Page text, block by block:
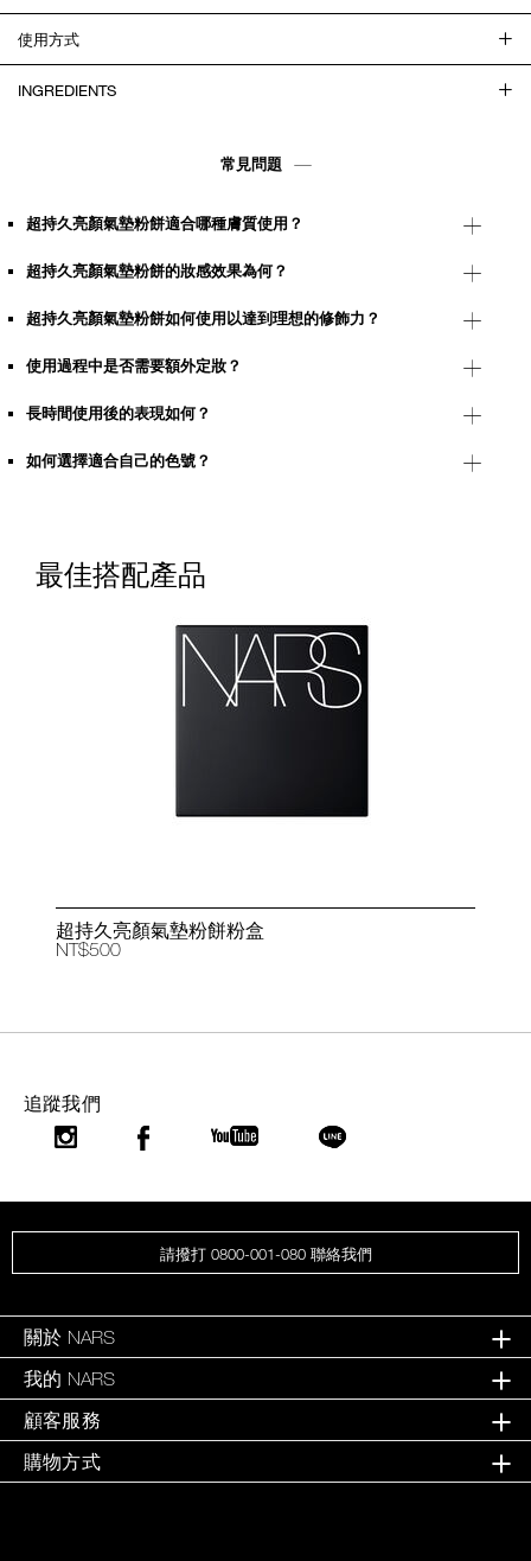
使用方式
INGREDIENTS
常見問題
超持久亮顏氣墊粉餅適合哪種膚質使用？
超持久亮顏氣墊粉餅的妝感效果為何？
超持久亮顏氣墊粉餅如何使用以達到理想的修飾力？
使用過程中是否需要額外定妝？
長時間使用後的表現如何？
如何選擇適合自己的色號？
最佳搭配產品
超持久亮顏氣墊粉餅粉盒
NT$500
追蹤我們
請撥打 0800-001-080 聯絡我們
關於 NARS
我的 NARS
顧客服務
購物方式